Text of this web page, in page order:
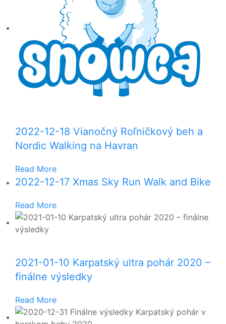
2022-12-18 Vianočný Roľničkový beh a
Nordic Walking na Havran
Read More
2022-12-17 Xmas Sky Run Walk and Bike
Read More
2021-01-10 Karpatský ultra pohár 2020 –
finálne výsledky
Read More